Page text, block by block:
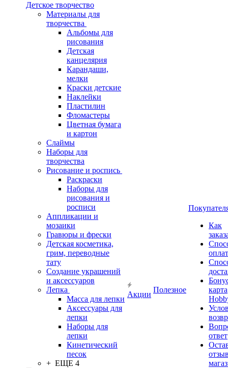
Детское творчество
Материалы для
творчества
Альбомы для
рисования
Детская
канцелярия
Карандаши,
мелки
Краски детские
Наклейки
Пластилин
Фломастеры
Цветная бумага
и картон
Слаймы
Наборы для
творчества
Рисование и роспись
Раскраски
Наборы для
рисования и
росписи
Аппликации и
мозаики
Гравюры и фрески
Детская косметика,
грим, переводные
тату
Создание украшений
и аксессуаров
Лепка
Масса для лепки
Аксессуары для
лепки
Наборы для
лепки
Кинетический
песок
+ ЕЩЕ 4
Акции
Полезное
Как
карта
ответ